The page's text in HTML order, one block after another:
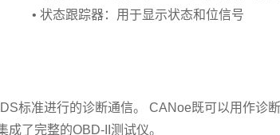
• 状态跟踪器：用于显示状态和位信号
标准进行的诊断通信。 CANoe既可以用作诊
了完整的OBD-II测试仪。